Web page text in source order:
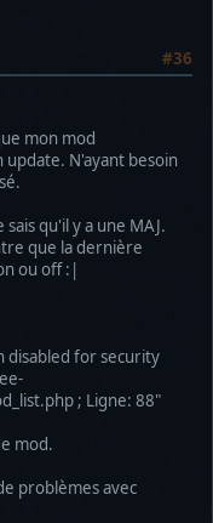
#36
mon mod
N'ayant besoin
qu'il y a une MAJ.
que la dernière
ou off :|
disabled for security
; Ligne: 88"
mod.
problèmes avec